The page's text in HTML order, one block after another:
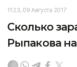
11:23, 09 Августа 2017
Сколько
Рыпакова